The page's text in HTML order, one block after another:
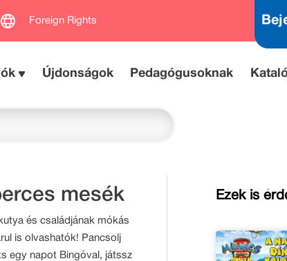
Foreign Rights
Újdonságok Pedagógusoknak
mesék
és családjának mókás
is olvashatók! Pancsolj
egy napot Bingóval, játssz
Ezek is